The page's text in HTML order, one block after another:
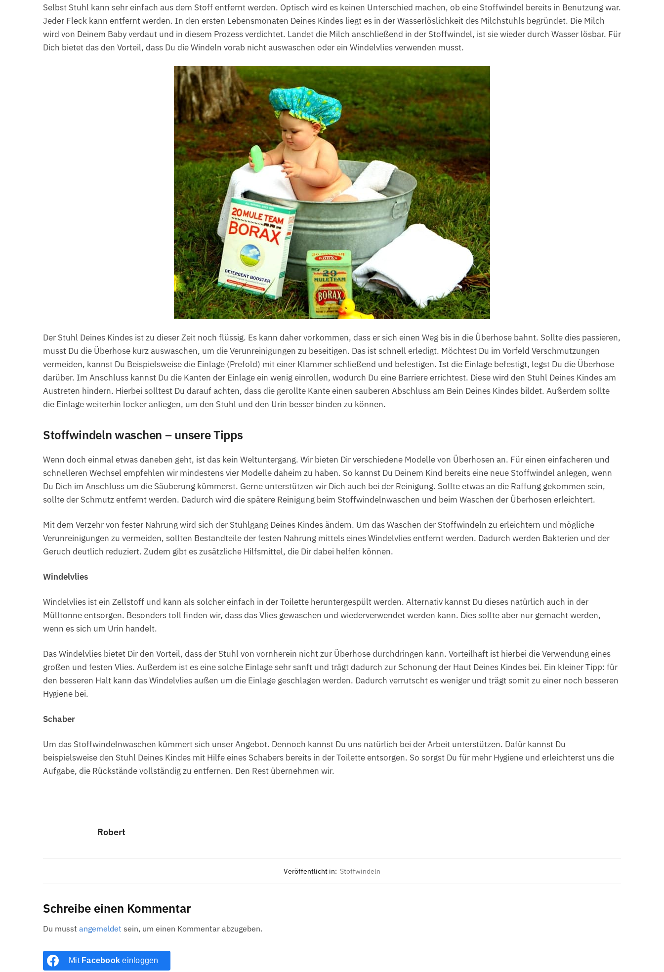
Selbst Stuhl kann sehr einfach aus dem Stoff entfernt werden. Optisch wird es keinen Unterschied machen, ob eine Stoffwindel bereits in Benutzung war.
Jeder Fleck kann entfernt werden. In den ersten Lebensmonaten Deines Kindes liegt es in der Wasserlöslichkeit des Milchstuhls begründet. Die Milch
wird von Deinem Baby verdaut und in diesem Prozess verdichtet. Landet die Milch anschließend in der Stoffwindel, ist sie wieder durch Wasser lösbar. Für
Dich bietet das den Vorteil, dass Du die Windeln vorab nicht auswaschen oder ein Windelvlies verwenden musst.
Der Stuhl Deines Kindes ist zu dieser Zeit noch flüssig. Es kann daher vorkommen, dass er sich einen Weg bis in die Überhose bahnt. Sollte dies passieren,
musst Du die Überhose kurz auswaschen, um die Verunreinigungen zu beseitigen. Das ist schnell erledigt. Möchtest Du im Vorfeld Verschmutzungen
vermeiden, kannst Du Beispielsweise die Einlage (Prefold) mit einer Klammer schließend und befestigen. Ist die Einlage befestigt, legst Du die Überhose
darüber. Im Anschluss kannst Du die Kanten der Einlage ein wenig einrollen, wodurch Du eine Barriere errichtest. Diese wird den Stuhl Deines Kindes am
Austreten hindern. Hierbei solltest Du darauf achten, dass die gerollte Kante einen sauberen Abschluss am Bein Deines Kindes bildet. Außerdem sollte
die Einlage weiterhin locker anliegen, um den Stuhl und den Urin besser binden zu können.
Stoffwindeln waschen – unsere Tipps
Wenn doch einmal etwas daneben geht, ist das kein Weltuntergang. Wir bieten Dir verschiedene Modelle von Überhosen an. Für einen einfacheren und
schnelleren Wechsel empfehlen wir mindestens vier Modelle daheim zu haben. So kannst Du Deinem Kind bereits eine neue Stoffwindel anlegen, wenn
Du Dich im Anschluss um die Säuberung kümmerst. Gerne unterstützen wir Dich auch bei der Reinigung. Sollte etwas an die Raffung gekommen sein,
sollte der Schmutz entfernt werden. Dadurch wird die spätere Reinigung beim Stoffwindelnwaschen und beim Waschen der Überhosen erleichtert.
Mit dem Verzehr von fester Nahrung wird sich der Stuhlgang Deines Kindes ändern. Um das Waschen der Stoffwindeln zu erleichtern und mögliche
Verunreinigungen zu vermeiden, sollten Bestandteile der festen Nahrung mittels eines Windelvlies entfernt werden. Dadurch werden Bakterien und der
Geruch deutlich reduziert. Zudem gibt es zusätzliche Hilfsmittel, die Dir dabei helfen können.
Windelvlies
Windelvlies ist ein Zellstoff und kann als solcher einfach in der Toilette heruntergespült werden. Alternativ kannst Du dieses natürlich auch in der
Mülltonne entsorgen. Besonders toll finden wir, dass das Vlies gewaschen und wiederverwendet werden kann. Dies sollte aber nur gemacht werden,
wenn es sich um Urin handelt.
Das Windelvlies bietet Dir den Vorteil, dass der Stuhl von vornherein nicht zur Überhose durchdringen kann. Vorteilhaft ist hierbei die Verwendung eines
großen und festen Vlies. Außerdem ist es eine solche Einlage sehr sanft und trägt dadurch zur Schonung der Haut Deines Kindes bei. Ein kleiner Tipp: für
den besseren Halt kann das Windelvlies außen um die Einlage geschlagen werden. Dadurch verrutscht es weniger und trägt somit zu einer noch besseren
Hygiene bei.
Schaber
Um das Stoffwindelnwaschen kümmert sich unser Angebot. Dennoch kannst Du uns natürlich bei der Arbeit unterstützen. Dafür kannst Du
beispielsweise den Stuhl Deines Kindes mit Hilfe eines Schabers bereits in der Toilette entsorgen. So sorgst Du für mehr Hygiene und erleichterst uns die
Aufgabe, die Rückstände vollständig zu entfernen. Den Rest übernehmen wir.
Robert
Veröffentlicht in: Stoffwindeln
Schreibe einen Kommentar
Du musst angemeldet sein, um einen Kommentar abzugeben.
Mit Facebook einloggen